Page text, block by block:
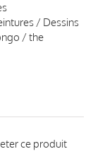
/ Dessins
/ the
ce produit